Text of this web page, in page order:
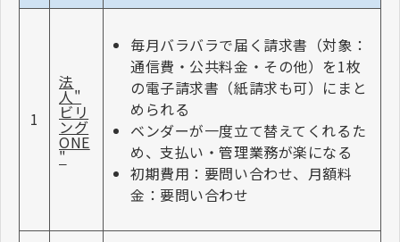
1
法
人"
ビリ
ング
ONE
"
毎月バラバラで届く請求書（対象：
通信費・公共料金・その他）を1枚
の電子請求書（紙請求も可）にまと
められる
ベンダーが一度立て替えてくれるた
め、支払い・管理業務が楽になる
初期費用：要問い合わせ、月額料
金：要問い合わせ